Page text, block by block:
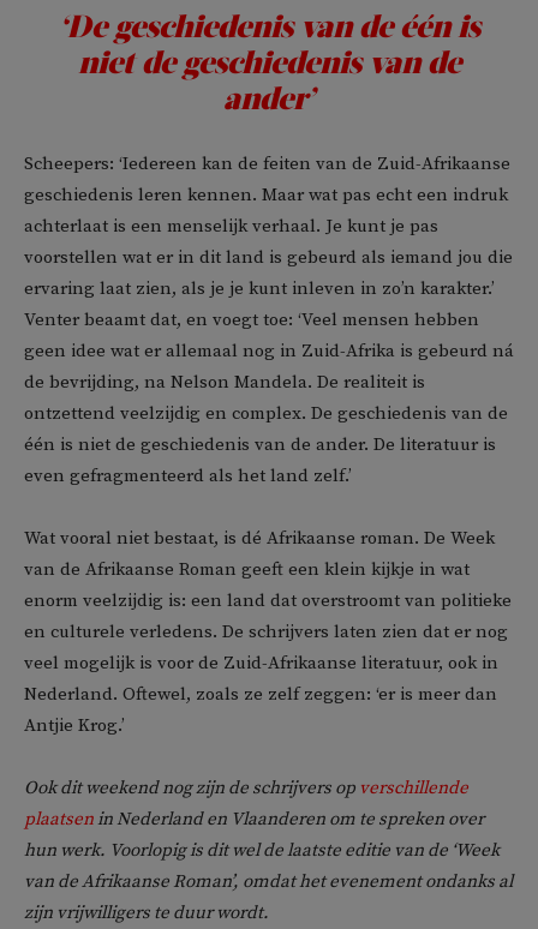
‘De geschiedenis van de één is
niet de geschiedenis van de
ander’
Scheepers: ‘Iedereen kan de feiten van de Zuid-Afrikaanse
geschiedenis leren kennen. Maar wat pas echt een indruk
achterlaat is een menselijk verhaal. Je kunt je pas
voorstellen wat er in dit land is gebeurd als iemand jou die
ervaring laat zien, als je je kunt inleven in zo’n karakter.’
Venter beaamt dat, en voegt toe: ‘Veel mensen hebben
geen idee wat er allemaal nog in Zuid-Afrika is gebeurd ná
de bevrijding, na Nelson Mandela. De realiteit is
ontzettend veelzijdig en complex. De geschiedenis van de
één is niet de geschiedenis van de ander. De literatuur is
even gefragmenteerd als het land zelf.’
Wat vooral niet bestaat, is dé Afrikaanse roman. De Week
van de Afrikaanse Roman geeft een klein kijkje in wat
enorm veelzijdig is: een land dat overstroomt van politieke
en culturele verledens. De schrijvers laten zien dat er nog
veel mogelijk is voor de Zuid-Afrikaanse literatuur, ook in
Nederland. Oftewel, zoals ze zelf zeggen: ‘er is meer dan
Antjie Krog.’
Ook dit weekend nog zijn de schrijvers op verschillende
plaatsenin Nederland en Vlaanderen om te spreken over
hun werk. Voorlopig is dit wel de laatste editie van de ‘Week
van de Afrikaanse Roman’, omdat het evenement ondanks al
zijn vrijwilligers te duur wordt.